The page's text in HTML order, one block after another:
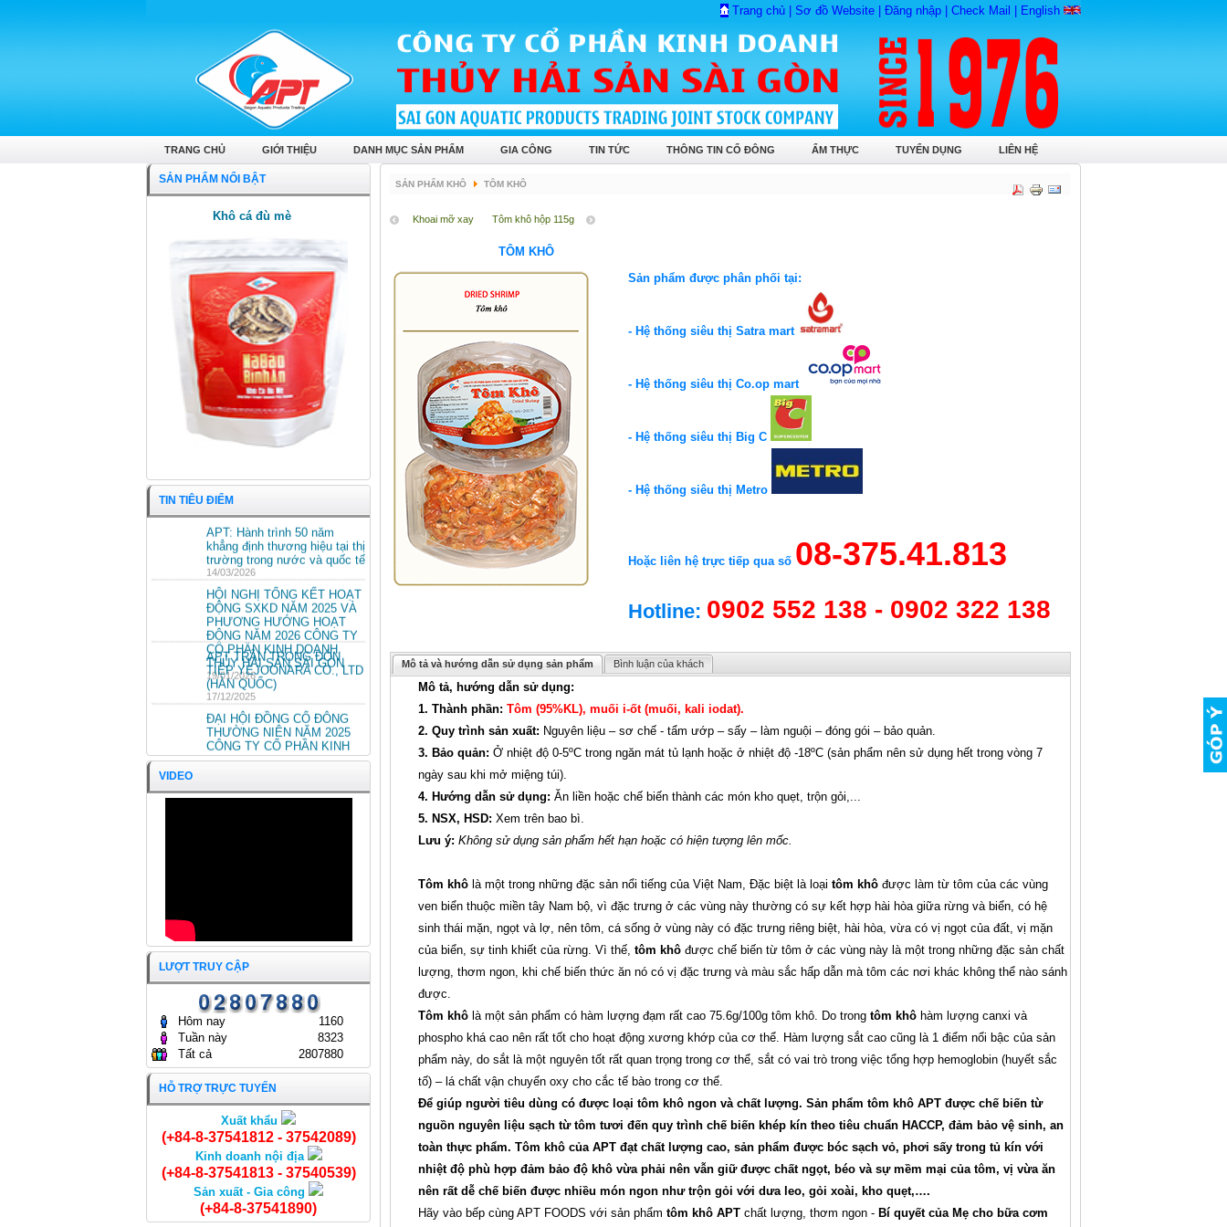
Trang chủ Sơ đồ Website Đăng nhập Check Mail English
TRANG CHỦ GIỚI THIỆU DANH MỤC SẢN PHẨM GIA CÔNG TIN TỨC THÔNG TIN CỔ ĐÔNG ẨM THỰC TUYỂN DỤNG LIÊN HỆ
SẢN PHẨM KHÔ TÔM KHÔ
Khoai mỡ xay Tôm khô hộp 115g
TÔM KHÔ
Sản phẩm được phân phối tại:
- Hệ thống siêu thị Satra mart
- Hệ thống siêu thị Co.op mart
- Hệ thống siêu thị Big C
- Hệ thống siêu thị Metro
Hoặc liên hệ trực tiếp qua số 08-375.41.813
Hotline: 0902 552 138 - 0902 322 138
Mô tả và hướng dẫn sử dụng sản phẩm Bình luận của khách
Mô tả, hướng dẫn sử dụng:
1. Thành phần: Tôm (95%KL), muối i-ốt (muối, kali iodat).
2. Quy trình sản xuất: Nguyên liệu – sơ chế - tẩm ướp – sấy – làm nguội – đóng gói – bảo quản.
3. Bảo quản: Ở nhiệt độ 0-5ºC trong ngăn mát tủ lạnh hoặc ở nhiệt độ -18ºC (sản phẩm nên sử dụng hết trong vòng 7
ngày sau khi mở miệng túi).
4. Hướng dẫn sử dụng: Ăn liền hoặc chế biến thành các món kho quẹt, trộn gỏi,...
5. NSX, HSD: Xem trên bao bì.
Lưu ý: Không sử dụng sản phẩm hết hạn hoặc có hiện tượng lên mốc.
Tôm khô là một trong những đặc sản nổi tiếng của Việt Nam, Đặc biệt là loại tôm khô được làm từ tôm của các vùng
ven biển thuộc miền tây Nam bộ, vì đặc trưng ở các vùng này thường có sự kết hợp hài hòa giữa rừng và biển, có hệ
sinh thái mặn, ngọt và lợ, nên tôm, cá sống ở vùng này có đặc trưng riêng biệt, hài hòa, vừa có vị ngọt của đất, vị mặn
của biển, sự tinh khiết của rừng. Vì thế, tôm khô được chế biến từ tôm ở các vùng này là một trong những đặc sản chất
lượng, thơm ngon, khi chế biến thức ăn nó có vị đặc trưng và màu sắc hấp dẫn mà tôm các nơi khác không thể nào sánh
được.
Tôm khô là một sản phẩm có hàm lượng đạm rất cao 75.6g/100g tôm khô. Do trong tôm khô hàm lượng canxi và
phospho khá cao nên rất tốt cho hoạt động xương khớp của cơ thể. Hàm lượng sắt cao cũng là 1 điểm nổi bậc của sản
phẩm này, do sắt là một nguyên tốt rất quan trọng trong cơ thể, sắt có vai trò trong việc tổng hợp hemoglobin (huyết sắc
tố) – lá chất vận chuyển oxy cho cắc tế bào trong cơ thể.
Để giúp người tiêu dùng có được loại tôm khô ngon và chất lượng. Sản phẩm tôm khô APT được chế biến từ
nguồn nguyên liệu sạch từ tôm tươi đến quy trình chế biến khép kín theo tiêu chuẩn HACCP, đảm bảo vệ sinh, an
toàn thực phẩm. Tôm khô của APT đạt chất lượng cao, sản phẩm được bóc sạch vỏ, phơi sấy trong tủ kín với
nhiệt độ phù hợp đảm bảo độ khô vừa phải nên vẫn giữ được chất ngọt, béo và sự mềm mại của tôm, vị vừa ăn
nên rất dễ chế biến được nhiều món ngon như trộn gỏi với dưa leo, gỏi xoài, kho quẹt,….
Hãy vào bếp cùng APT FOODS với sản phẩm tôm khô APT chất lượng, thơm ngon - Bí quyết của Mẹ cho bữa cơm
SẢN PHẨM NỔI BẬT
Khô cá đù mè
Khô cá bống cán bung
Cá Thu cắt khoanh
TIN TIÊU ĐIỂM
APT: Hành trình 50 năm
khẳng định thương hiệu tại thị
trường trong nước và quốc tế
14/03/2026
HỘI NGHỊ TỔNG KẾT HOẠT
ĐỘNG SXKD NĂM 2025 VÀ
PHƯƠNG HƯỚNG HOẠT
ĐỘNG NĂM 2026 CÔNG TY
CỔ PHẦN KINH DOANH
THỦY HẢI SẢN SÀI GÒN
19/01/2026
APT TRÂN TRỌNG ĐÓN
TIẾP YEJOONARA CO., LTD
(HÀN QUỐC)
17/12/2025
ĐẠI HỘI ĐỒNG CỔ ĐÔNG
THƯỜNG NIÊN NĂM 2025
CÔNG TY CỔ PHẦN KINH
DOANH THỦY HẢI SẢN SÀI
THƯỜNG NIÊN NĂM 2024
VIDEO
LƯỢT TRUY CẬP
Hôm nay
1160
Tuần này
8323
Tất cả
2807880
HỖ TRỢ TRỰC TUYẾN
Xuất khẩu
(+84-8-37541812 - 37542089)
Kinh doanh nội địa
(+84-8-37541813 - 37540539)
Sản xuất - Gia công
(+84-8-37541890)